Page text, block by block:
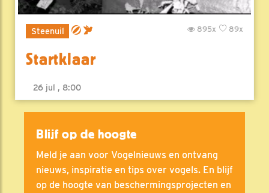
Steenuil 89x
895x
Startklaar
26 jul , 8:00
Blijf op de hoogte
Meld je aan voor Vogelnieuws en ontvang
nieuws, inspiratie en tips over vogels. En blijf
op de hoogte van beschermingsprojecten en